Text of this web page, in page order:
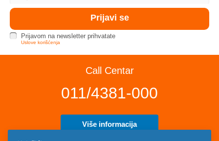
Prijavom na newsletter prihvatate
Uslove korišćenja
Call Centar
011/4381-000
Više informacija